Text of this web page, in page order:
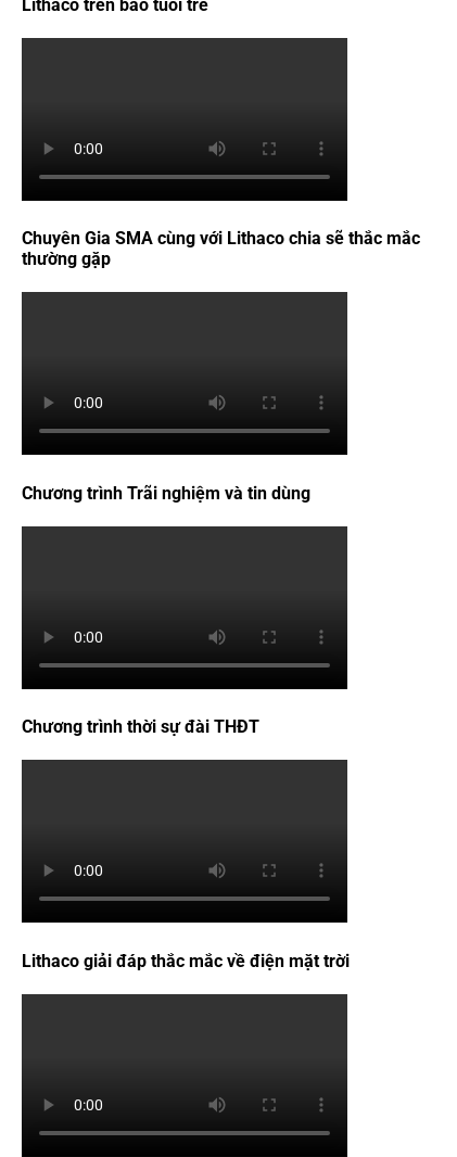
Lithaco trên báo tuổi trẻ
Chuyên Gia SMA cùng với Lithaco chia sẽ thắc mắc
thường gặp
Chương trình Trãi nghiệm và tin dùng
Chương trình thời sự đài THĐT
Lithaco giải đáp thắc mắc về điện mặt trời